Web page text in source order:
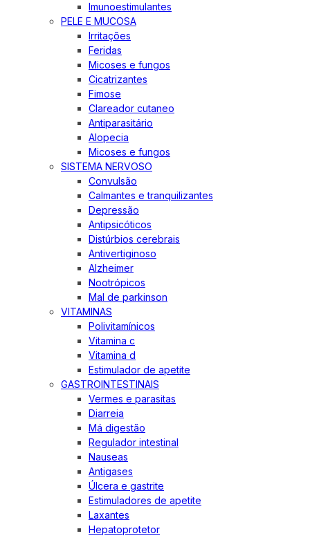
Imunoestimulantes
PELE E MUCOSA
Irritações
Feridas
Micoses e fungos
Cicatrizantes
Fimose
Clareador cutaneo
Antiparasitário
Alopecia
Micoses e fungos
SISTEMA NERVOSO
Convulsão
Calmantes e tranquilizantes
Depressão
Antipsicóticos
Distúrbios cerebrais
Antivertiginoso
Alzheimer
Nootrópicos
Mal de parkinson
VITAMINAS
Polivitamínicos
Vitamina c
Vitamina d
Estimulador de apetite
GASTROINTESTINAIS
Vermes e parasitas
Diarreia
Má digestão
Regulador intestinal
Nauseas
Antigases
Úlcera e gastrite
Estimuladores de apetite
Laxantes
Hepatoprotetor